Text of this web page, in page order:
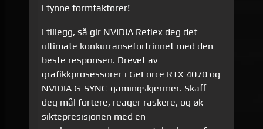
i tynne formfaktorer!
I tillegg, så gir NVIDIA Reflex deg det
ultimate konkurransefortrinnet med den
beste responsen. Drevet av
grafikkprosessorer i GeForce RTX 4070 og
NVIDIA G-SYNC-gamingskjermer. Skaff
deg mål fortere, reager raskere, og øk
siktepresisjonen med en